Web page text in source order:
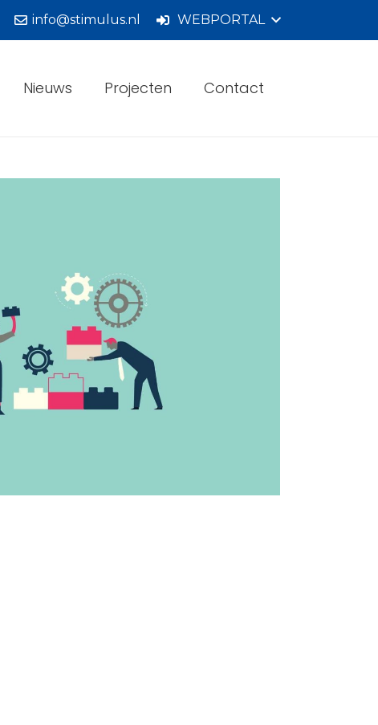
info@stimulus.nl WEBPORTAL
Nieuws Projecten Contact